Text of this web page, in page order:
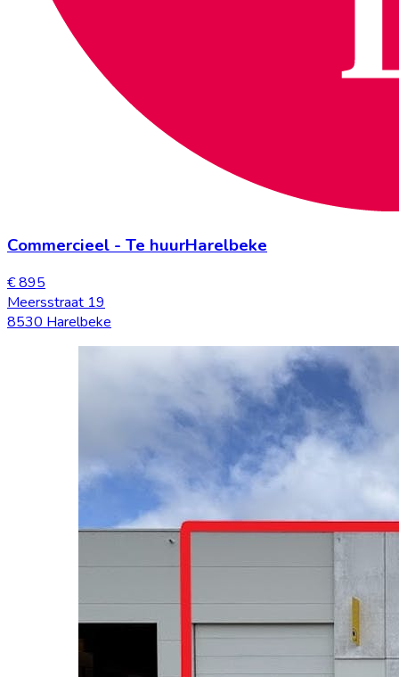
Commercieel - Te huurHarelbeke
€ 895
Meersstraat 19
8530 Harelbeke